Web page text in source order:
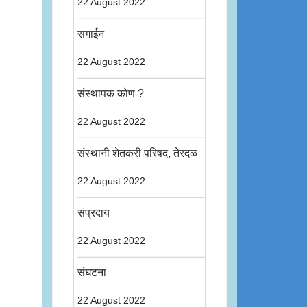
22 August 2022
सगाईन
22 August 2022
संस्थापक कोण ?
22 August 2022
संस्थानी शेतकरी परिषद, तेरदळ
22 August 2022
संप्रदाय
22 August 2022
संघटना
22 August 2022